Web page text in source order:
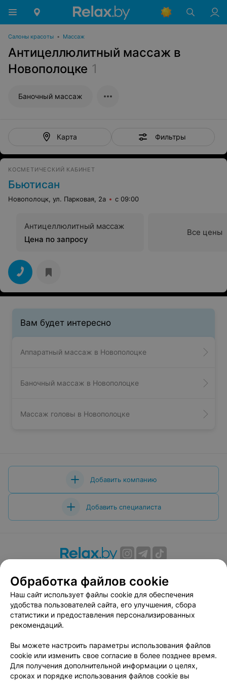
Салоны красоты • Массаж
Антицеллюлитный массаж в
Новополоцке 1
Баночный массаж
Карта Фильтры
КОСМЕТИЧЕСКИЙ КАБИНЕТ
Бьютисан
Новополоцк, ул. Парковая, 2а с 09:00
Антицеллюлитный массаж
Цена по запросу
Все цены
Вам будет интересно
Аппаратный массаж в Новополоцке
Баночный массаж в Новополоцке
Массаж головы в Новополоцке
Добавить компанию
Добавить специалиста
Вакансии
Публичный договор
Способы оплаты
Публичный договор по использованию сервиса
«Афиша»
Пользовательское соглашение
Связаться по вопросам сотрудничества
Написать руководителю relax.by
Персональные настройки cookie
Обработка файлов cookie
Наш сайт использует файлы cookie для обеспечения
удобства пользователей сайта, его улучшения, сбора
статистики и предоставления персонализированных
рекомендаций.
Вы можете настроить параметры использования файлов
cookie или изменить свое согласие в более позднее время.
Для получения дополнительной информации о целях,
сроках и порядке использования файлов cookie вы